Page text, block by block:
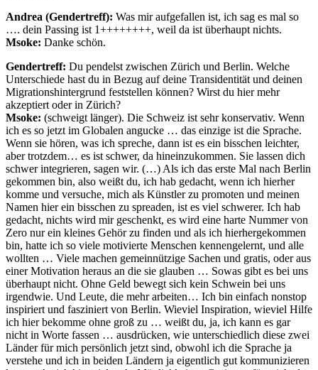
Andrea (Gendertreff): Was mir aufgefallen ist, ich sag es mal so
…. dein Passing ist 1++++++++, weil da ist überhaupt nichts.
Msoke: Danke schön.
Gendertreff: Du pendelst zwischen Zürich und Berlin. Welche
Unterschiede hast du in Bezug auf deine Transidentität und deinen
Migrationshintergrund feststellen können? Wirst du hier mehr
akzeptiert oder in Zürich?
Msoke: (schweigt länger). Die Schweiz ist sehr konservativ. Wenn
ich es so jetzt im Globalen angucke … das einzige ist die Sprache.
Wenn sie hören, was ich spreche, dann ist es ein bisschen leichter,
aber trotzdem… es ist schwer, da hineinzukommen. Sie lassen dich
schwer integrieren, sagen wir. (…) Als ich das erste Mal nach Berlin
gekommen bin, also weißt du, ich hab gedacht, wenn ich hierher
komme und versuche, mich als Künstler zu promoten und meinen
Namen hier ein bisschen zu spreaden, ist es viel schwerer. Ich hab
gedacht, nichts wird mir geschenkt, es wird eine harte Nummer von
Zero nur ein kleines Gehör zu finden und als ich hierhergekommen
bin, hatte ich so viele motivierte Menschen kennengelernt, und alle
wollten … Viele machen gemeinnützige Sachen und gratis, oder aus
einer Motivation heraus an die sie glauben … Sowas gibt es bei uns
überhaupt nicht. Ohne Geld bewegt sich kein Schwein bei uns
irgendwie. Und Leute, die mehr arbeiten… Ich bin einfach nonstop
inspiriert und fasziniert von Berlin. Wieviel Inspiration, wieviel Hilfe
ich hier bekomme ohne groß zu … weißt du, ja, ich kann es gar
nicht in Worte fassen … ausdrücken, wie unterschiedlich diese zwei
Länder für mich persönlich jetzt sind, obwohl ich die Sprache ja
verstehe und ich in beiden Ländern ja eigentlich gut kommunizieren